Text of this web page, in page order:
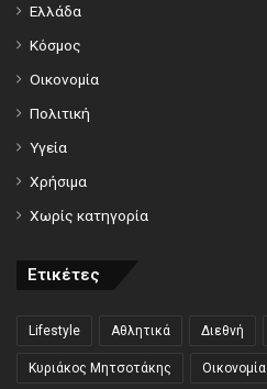
Ελλάδα
Κόσμος
Οικονομία
Πολιτική
Υγεία
Χρήσιμα
Χωρίς κατηγορία
Ετικέτες
Lifestyle Αθλητικά Διεθνή
Κυριάκος Μητσοτάκης Οικονομία